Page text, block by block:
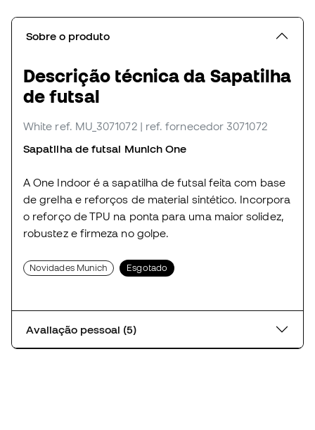
Sobre o produto
Descrição técnica da Sapatilha
de futsal
White ref. MU_3071072 | ref. fornecedor 3071072
Sapatilha de futsal Munich One
A One Indoor é a sapatilha de futsal feita com base
de grelha e reforços de material sintético. Incorpora
o reforço de TPU na ponta para uma maior solidez,
robustez e firmeza no golpe.
Novidades Munich Esgotado
Avaliação pessoal (5)